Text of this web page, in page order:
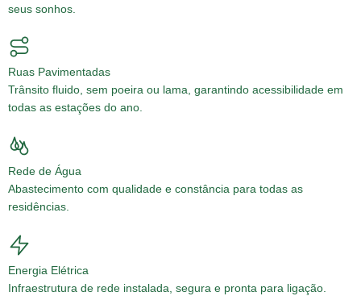
seus sonhos.
Ruas Pavimentadas
Trânsito fluido, sem poeira ou lama, garantindo acessibilidade em
todas as estações do ano.
Rede de Água
Abastecimento com qualidade e constância para todas as
residências.
Energia Elétrica
Infraestrutura de rede instalada, segura e pronta para ligação.